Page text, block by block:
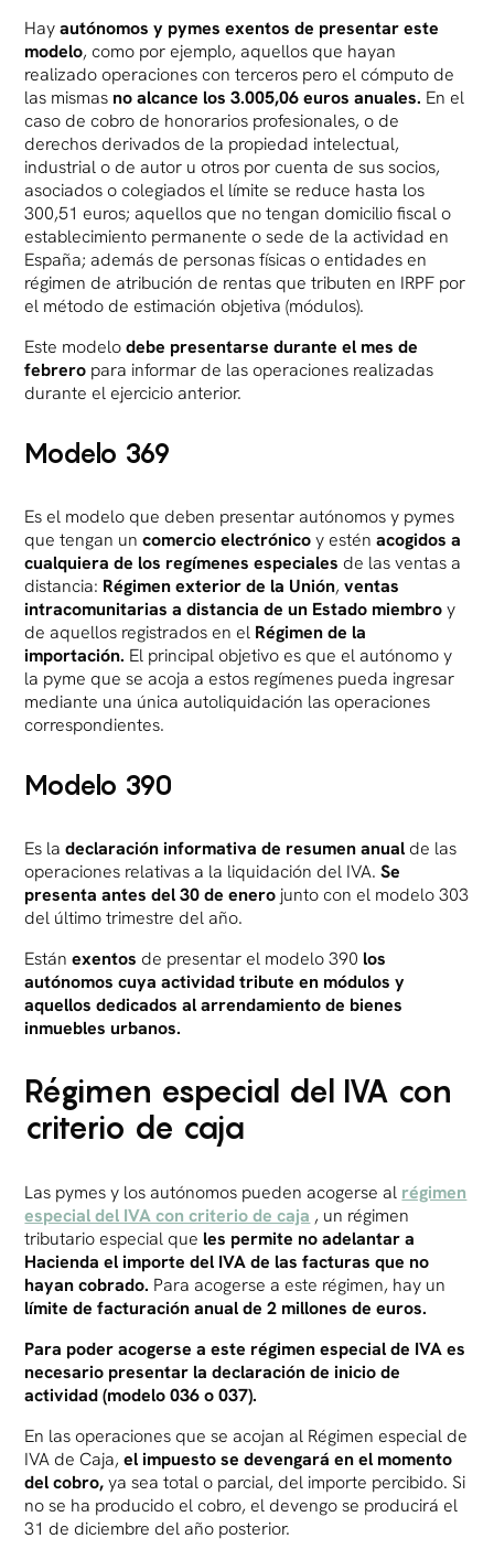
Hayautónomos y pymes exentos de presentar este
modelo, como por ejemplo, aquellos que hayan
realizado operaciones con terceros pero el cómputo de
las mismas no alcance los 3.005,06 euros anuales. En el
caso de cobro de honorarios profesionales, o de
derechos derivados de la propiedad intelectual,
industrial o de autor u otros por cuenta de sus socios,
asociados o colegiados el límite se reduce hasta los
300,51 euros; aquellos que no tengan domicilio fiscal o
establecimiento permanente o sede de la actividad en
España; además de personas físicas o entidades en
régimen de atribución de rentas que tributen en IRPF por
el método de estimación objetiva (módulos).
Este modelodebe presentarse durante el mes de
febrero para informar de las operaciones realizadas
durante el ejercicio anterior.
Modelo 369
Es el modelo que deben presentar autónomos y pymes
que tengan uncomercio electrónicoy esténacogidos a
cualquiera de los regímenes especiales de las ventas a
distancia: Régimen exterior de la Unión,ventas
intracomunitarias a distancia de un Estado miembroy
de aquellos registrados en el Régimen de la
importación. El principal objetivo es que el autónomo y
la pyme que se acoja a estos regímenes pueda ingresar
mediante una única autoliquidación las operaciones
correspondientes.
Modelo 390
Es ladeclaración informativa de resumen anual de las
operaciones relativas a la liquidación del IVA.Se
presenta antes del 30 de enero junto con el modelo 303
del último trimestre del año.
Estánexentos de presentar el modelo 390 los
autónomos cuya actividad tribute en módulos y
aquellos dedicados al arrendamiento de bienes
inmuebles urbanos.
Régimen especial del IVA con
criterio de caja
Las pymes y los autónomos pueden acogerse al régimen
especial del IVA con criterio de caja , un régimen
tributario especial que les permite no adelantar a
Hacienda el importe del IVA de las facturas que no
hayan cobrado. Para acogerse a este régimen, hay un
límite de facturación anual de 2 millones de euros.
Para poder acogerse a este régimen especial de IVA es
necesario presentar la declaración de inicio de
actividad (modelo 036 o 037).
En las operaciones que se acojan al Régimen especial de
IVA de Caja,el impuesto se devengará en el momento
del cobro,ya sea total o parcial, del importe percibido. Si
no se ha producido el cobro, el devengo se producirá el
31 de diciembre del año posterior.